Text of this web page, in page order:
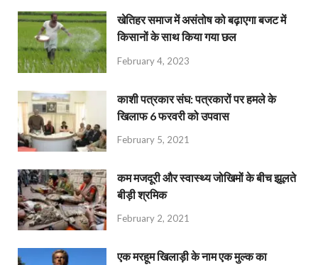
खेतिहर समाज में असंतोष को बढ़ाएगा बजट में
किसानों के साथ किया गया छल
February 4, 2023
काशी पत्रकार संघ: पत्रकारों पर हमले के
खिलाफ 6 फरवरी को उपवास
February 5, 2021
कम मजदूरी और स्वास्थ्य जोखिमों के बीच झूलते
बीड़ी श्रमिक
February 2, 2021
एक मरहूम खिलाड़ी के नाम एक मुल्क का